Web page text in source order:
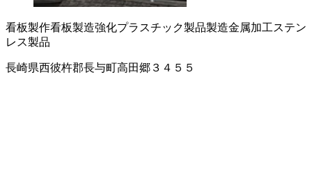
看板製作看板製造強化プラスチック製品製造金属加工ステン
レス製品
長崎県西彼杵郡長与町高田郷３４５５